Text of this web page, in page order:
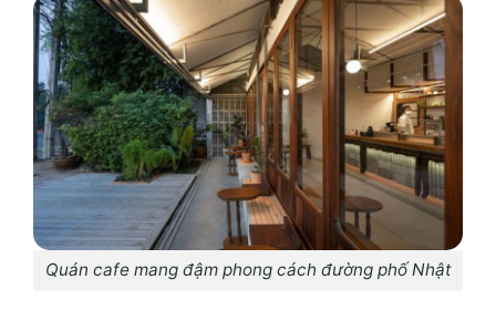
Quán cafe mang đậm phong cách đường phố Nhật